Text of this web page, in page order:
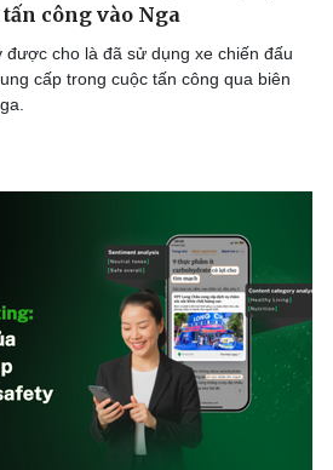
công vào Nga
được cho là đã sử dụng xe chiến đấu
cấp trong cuộc tấn công qua biên